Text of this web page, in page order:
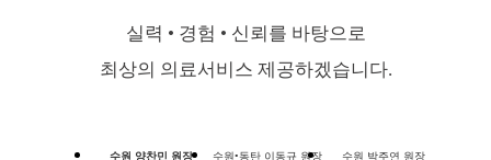
실력 • 경험 • 신뢰를 바탕으로
최상의 의료서비스 제공하겠습니다.
수원 양찬민 원장 수원•동탄 이동규 원장 수원 박주연 원장